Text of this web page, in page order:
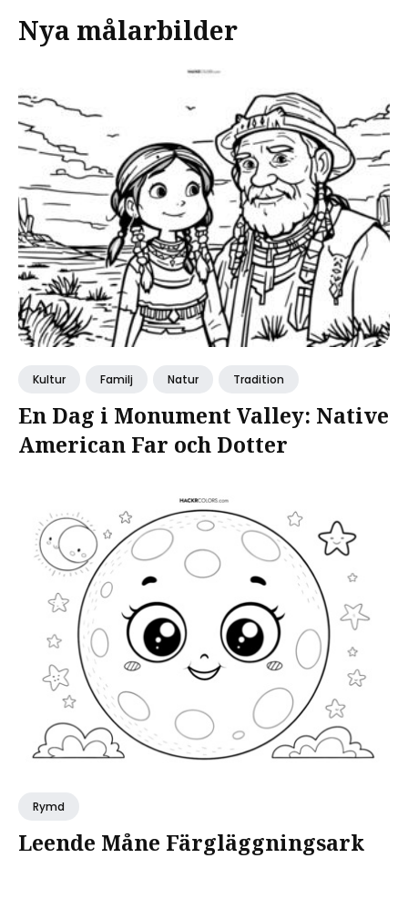
Nya målarbilder
Kultur Familj Natur Tradition
En Dag i Monument Valley: Native
American Far och Dotter
Rymd
Leende Måne Färgläggningsark